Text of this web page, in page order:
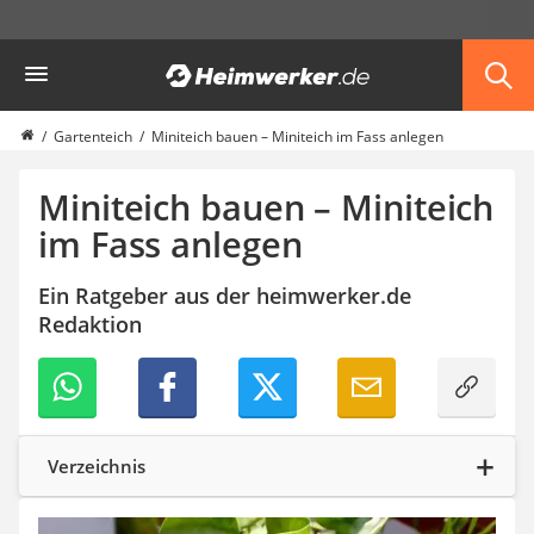
Garten
Akku-Laubsauger
Faltpavillon
Schlauchtrommel
Solar-Lichterkette außen
Teleskopleiter
Pavillon
Sichtschutzstreifen
Akku-Laubbläser
Akku-Vertikutierer
Koifutter
Kassettenmarkise
Bosch-Heckenschere
Stihl-Laubbläser
Minidumper
Gartenteich Miniteich bauen – Miniteich im Fass anlegen
Miniteich bauen – Miniteich
im Fass anlegen
Ein Ratgeber aus der heimwerker.de
Redaktion
Verzeichnis